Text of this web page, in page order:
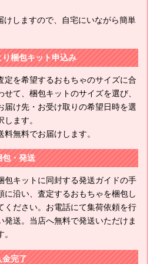
定 マトリョーシカメイデン/ネオブラ
ー マリーゴールド/ネオブライス プ
/ネオブライス プリマドーリー アシ
フロックト/ネオブライス ヴェロニカ
限定 プリマドーリー アマリリス/ネ
ア/ネオブライス バウワウトラッド/ネ
ス/ネオブライス ミルキーウェイシュ
デニズン/ネオブライス オブ・ザ・レ
トダンサー/ネオブライス CWC限
イク クリスティーナ・ザ・ブライ
プリマドーリー ペオニー/ネオブラ
ャスキャンディーズマッシュルーム/
ット/ネオブライス CWC限定 ハート
イス ナターシャムーア/ネオブライス
ーハーバー/ネオブライス プリマドー
/ネオブライス プリマドーリーアンコ
ス プリマドーリーアンコール アシュ
カムウィンター
けしますので、自宅にいながら簡単
梱包キット申込み
定を希望するおもちゃのサイズに合
せて、梱包キットのサイズを選び、
届け先・お受け取りの希望日時を選
します。
料無料でお届けします。
包・発送
包キットに同封する発送ガイドの手
に沿い、査定するおもちゃを梱包し
ください。お電話にて集荷依頼を行
発送。当店へ無料で発送いただけま
。
金完了